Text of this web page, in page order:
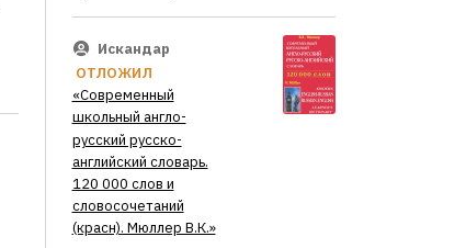
Искандар
ОТЛОЖИЛ
«Современный
школьный англо-
русский русско-
английский словарь.
120 000 слов и
словосочетаний
(красн). Мюллер В.К.»